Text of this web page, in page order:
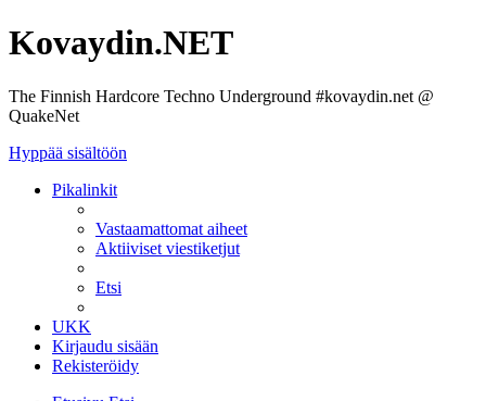
Kovaydin.NET
The Finnish Hardcore Techno Underground #kovaydin.net @
QuakeNet
Hyppää sisältöön
Pikalinkit
Vastaamattomat aiheet
Aktiiviset viestiketjut
Etsi
UKK
Kirjaudu sisään
Rekisteröidy